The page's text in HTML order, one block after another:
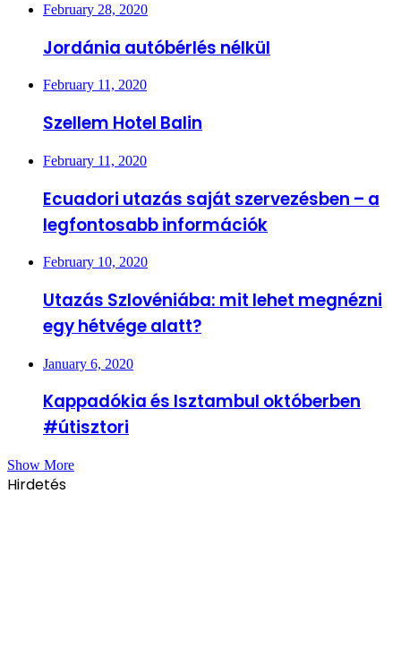
February 28, 2020
Jordánia autóbérlés nélkül
February 11, 2020
Szellem Hotel Balin
February 11, 2020
Ecuadori utazás saját szervezésben – a
legfontosabb információk
February 10, 2020
Utazás Szlovéniába: mit lehet megnézni
egy hétvége alatt?
January 6, 2020
Kappadókia és Isztambul októberben
#útisztori
Show More
Hirdetés